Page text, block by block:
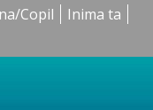
Copil
Inima ta